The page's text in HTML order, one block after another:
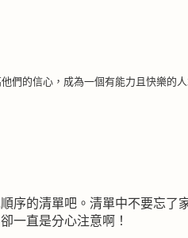
們的信心，成為一個有能力且快樂的
序的清單吧。清單中不要忘了
一直是分心注意啊！